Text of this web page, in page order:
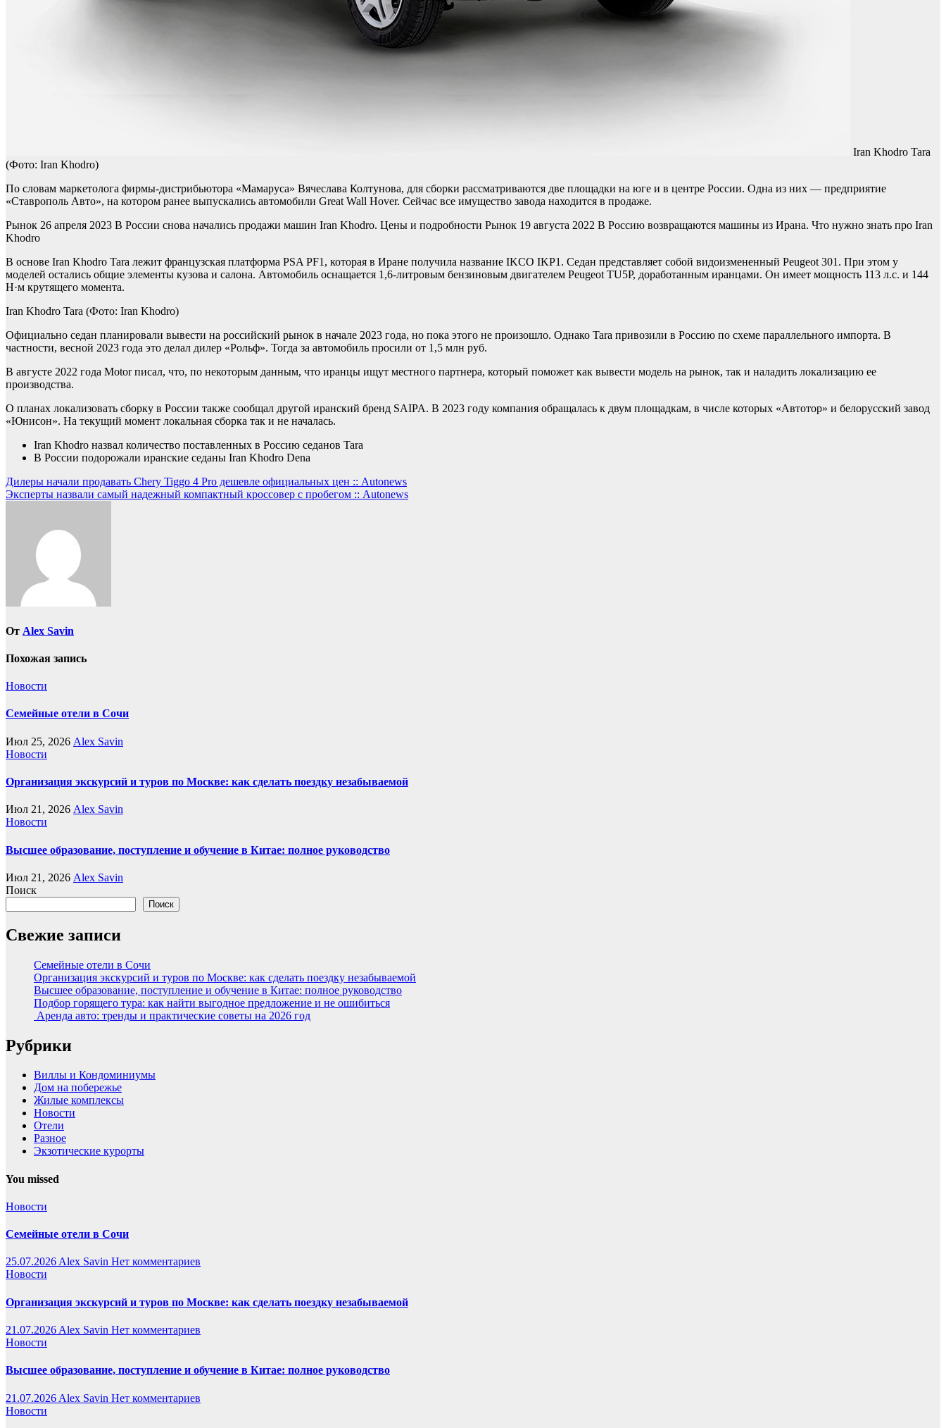
Iran Khodro Tara
(Фото: Iran Khodro)
По словам маркетолога фирмы-дистрибьютора «Мамаруса» Вячеслава Колтунова, для сборки рассматриваются две площадки на юге и в центре России. Одна из них — предприятие
«Ставрополь Авто», на котором ранее выпускались автомобили Great Wall Hover. Сейчас все имущество завода находится в продаже.
Рынок 26 апреля 2023 В России снова начались продажи машин Iran Khodro. Цены и подробности Рынок 19 августа 2022 В Россию возвращаются машины из Ирана. Что нужно знать про Iran
Khodro
В основе Iran Khodro Tara лежит французская платформа PSA PF1, которая в Иране получила название IKCO IKP1. Седан представляет собой видоизмененный Peugeot 301. При этом у
моделей остались общие элементы кузова и салона. Автомобиль оснащается 1,6-литровым бензиновым двигателем Peugeot TU5P, доработанным иранцами. Он имеет мощность 113 л.с. и 144
Н·м крутящего момента.
Iran Khodro Tara (Фото: Iran Khodro)
Официально седан планировали вывести на российский рынок в начале 2023 года, но пока этого не произошло. Однако Tara привозили в Россию по схеме параллельного импорта. В
частности, весной 2023 года это делал дилер «Рольф». Тогда за автомобиль просили от 1,5 млн руб.
В августе 2022 года Motor писал, что, по некоторым данным, что иранцы ищут местного партнера, который поможет как вывести модель на рынок, так и наладить локализацию ее
производства.
О планах локализовать сборку в России также сообщал другой иранский бренд SAIPA. В 2023 году компания обращалась к двум площадкам, в числе которых «Автотор» и белорусский завод
«Юнисон». На текущий момент локальная сборка так и не началась.
Iran Khodro назвал количество поставленных в Россию седанов Tara
В России подорожали иранские седаны Iran Khodro Dena
Навигация
по
Дилеры начали продавать Chery Tiggo 4 Pro дешевле официальных цен :: Autonews
Эксперты назвали самый надежный компактный кроссовер с пробегом :: Autonews
От Alex Savin
Похожая запись
Новости
Семейные отели в Сочи
Июл 25, 2026 Alex Savin
Новости
Организация экскурсий и туров по Москве: как сделать поездку незабываемой
Июл 21, 2026 Alex Savin
Новости
Высшее образование, поступление и обучение в Китае: полное руководство
Июл 21, 2026 Alex Savin
Поиск
Поиск
Свежие записи
Семейные отели в Сочи
Организация экскурсий и туров по Москве: как сделать поездку незабываемой
Высшее образование, поступление и обучение в Китае: полное руководство
Подбор горящего тура: как найти выгодное предложение и не ошибиться
Аренда авто: тренды и практические советы на 2026 год
Рубрики
Виллы и Кондоминиумы
Дом на побережье
Жилые комплексы
Новости
Отели
Разное
Экзотические курорты
You missed
Новости
Семейные отели в Сочи
25.07.2026Alex Savin Нет комментариев
Новости
Организация экскурсий и туров по Москве: как сделать поездку незабываемой
21.07.2026 Alex Savin Нет комментариев
Новости
Высшее образование, поступление и обучение в Китае: полное руководство
21.07.2026 Alex Savin Нет комментариев
Новости